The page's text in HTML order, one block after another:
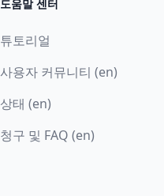
도움말 센터
튜토리얼
사용자 커뮤니티 (en)
상태 (en)
청구 및 FAQ (en)